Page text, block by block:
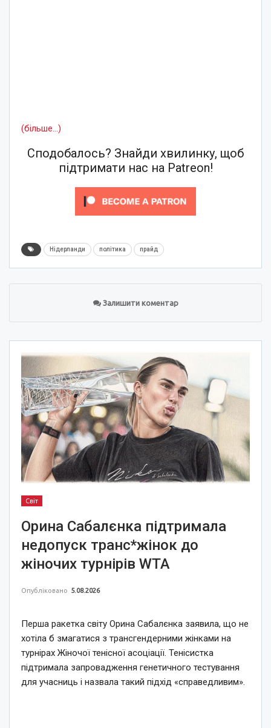
(більше…)
Сподобалось? Знайди хвилинку, щоб
підтримати нас на Patreon!
Нідерланди політика прайд
Залишити коментар
Світ
Орина Сабалєнка підтримала
недопуск транс*жінок до
жіночих турнірів WTA
Опубліковано 5.08.2026
Перша ракетка світу Орина Сабалєнка заявила, що не
хотіла б змагатися з трансгендерними жінками на
турнірах Жіночої тенісної асоціації. Тенісистка
підтримала запровадження генетичного тестування
для учасниць і назвала такий підхід «справедливим».